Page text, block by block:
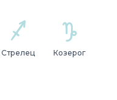
Стрелец Козерог